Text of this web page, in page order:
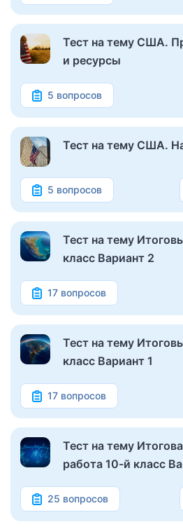
Тест на тему США.
и ресурсы
5 вопросов
Тест на тему США.
5 вопросов
Тест на тему
класс Вариант 2
17 вопросов
Тест на тему
класс Вариант 1
17 вопросов
Тест на тему
работа 10-й класс
25 вопросов